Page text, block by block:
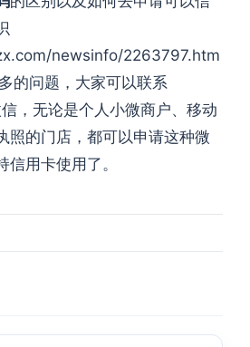
newsinfo/2263797.htm
的问题，大家可以联系
，无论是个人小微商户、移动
照的门店，都可以申请这种微
用卡使用了。